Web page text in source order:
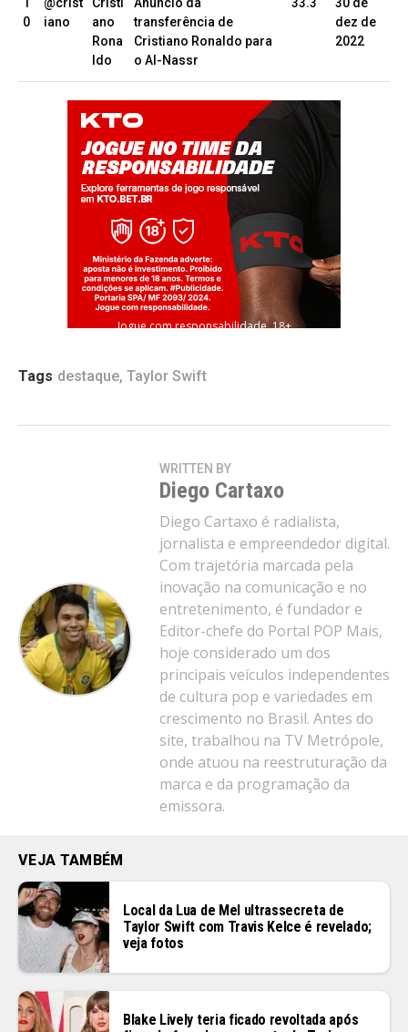
0
iano
ano
Rona
ldo
transferência de
Cristiano Ronaldo para
o Al-Nassr
dez de
2022
Jogue com responsabilidade. 18+
Tags destaque, Taylor Swift
WRITTEN BY
Diego Cartaxo
Diego Cartaxo é radialista,
jornalista e empreendedor digital.
Com trajetória marcada pela
inovação na comunicação e no
entretenimento, é fundador e
Editor-chefe do Portal POP Mais,
hoje considerado um dos
principais veículos independentes
de cultura pop e variedades em
crescimento no Brasil. Antes do
site, trabalhou na TV Metrópole,
onde atuou na reestruturação da
marca e da programação da
emissora.
VEJA TAMBÉM
Local da Lua de Mel ultrassecreta de
Taylor Swift com Travis Kelce é revelado;
veja fotos
Blake Lively teria ficado revoltada após